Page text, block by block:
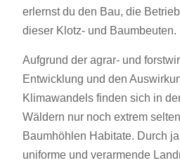
erlernst du den Bau, die
dieser Klotz- und Baumbeuten.
Aufgrund der agrar- und
Entwicklung und den
Klimawandels finden sich in
Wäldern nur noch extrem
Baumhöhlen Habitate. Durch
uniforme und verarmende